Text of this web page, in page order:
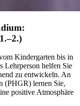
Kindergarten bis in
Lehrperson helfen Sie
zu entwickeln. An
(PHGR) lernen Sie,
positive Atmosphäre